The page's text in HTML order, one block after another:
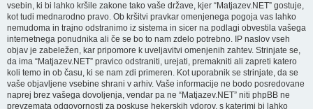
vsebin, ki bi lahko kršile zakone tako vaše države, kjer “Matjazev.NET” gostuje,
kot tudi mednarodno pravo. Ob kršitvi pravkar omenjenega pogoja vas lahko
nemudoma in trajno odstranimo iz sistema in sicer na podlagi obvestila vašega
internetnega ponudnika ali če se bo to nam zdelo potrebno. IP naslov vseh
objav je zabeležen, kar pripomore k uveljavitvi omenjenih zahtev. Strinjate se,
da ima “Matjazev.NET” pravico odstraniti, urejati, premakniti ali zapreti katero
koli temo in ob času, ki se nam zdi primeren. Kot uporabnik se strinjate, da se
vaše objavljene vsebine shrani v arhiv. Vaše informacije ne bodo posredovane
naprej brez vašega dovoljenja, vendar pa ne “Matjazev.NET” niti phpBB ne
prevzemata odgovornosti za poskuse hekerskih vdorov, s katerimi bi lahko